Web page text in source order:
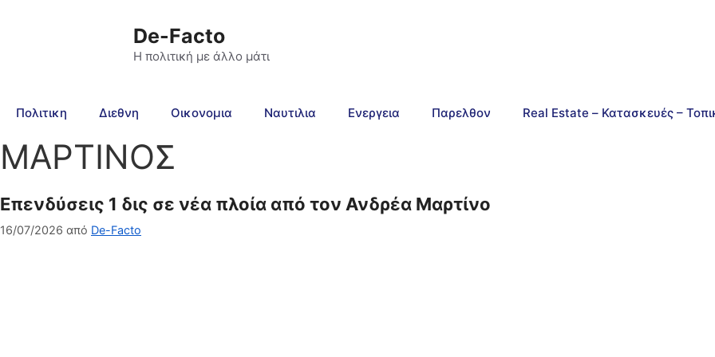
De-Facto
Η πολιτική με άλλο μάτι
Πολιτικη Διεθνη Οικονομια Ναυτιλια Ενεργεια Παρελθον Real Estate – Κατασκευές –
ΜΑΡΤΙΝΟΣ
Επενδύσεις 1 δις σε νέα πλοία από τον Ανδρέα Μαρτίνο
16/07/2026 από De-Facto